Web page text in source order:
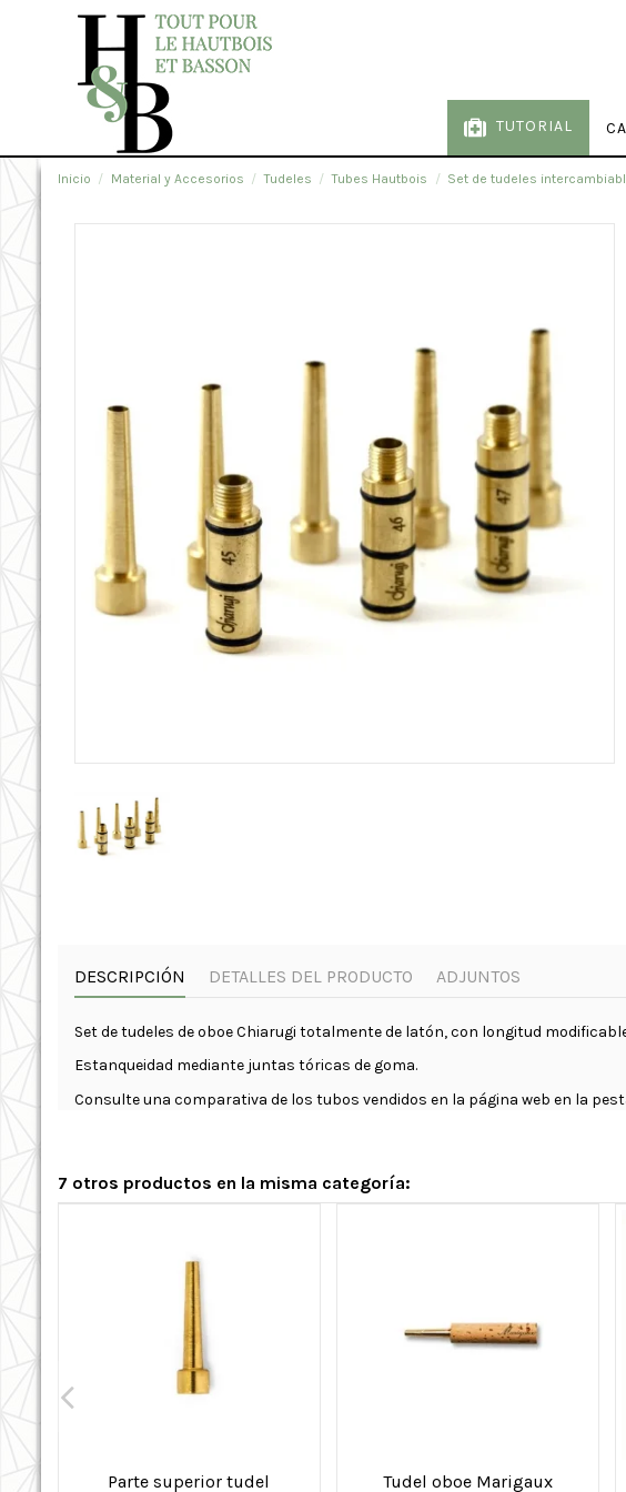
TUTORIAL
Inicio Material y Accesorios Tudeles Tubes Hautbois Set de tudeles
DESCRIPCIÓN DETALLES DEL PRODUCTO ADJUNTOS
Set de tudeles de oboe Chiarugi totalmente de latón, con longitud
Estanqueidad mediante juntas tóricas de goma.
Consulte una comparativa de los tubos vendidos en la página web en la
7 otros productos en la misma categoría:
Parte superior tudel
Tudel oboe Marigaux